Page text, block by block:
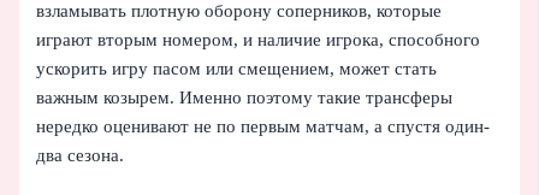
взламывать плотную оборону соперников, которые
играют вторым номером, и наличие игрока, способного
ускорить игру пасом или смещением, может стать
важным козырем. Именно поэтому такие трансферы
нередко оценивают не по первым матчам, а спустя один-
два сезона.